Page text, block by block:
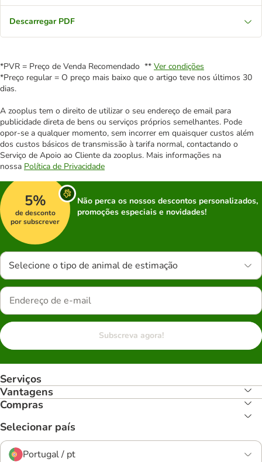
Descarregar PDF
*PVR = Preço de Venda Recomendado ** Ver condições
*Preço regular = O preço mais baixo que o artigo teve nos últimos 30
dias.
A zooplus tem o direito de utilizar o seu endereço de email para
publicidade direta de bens ou serviços próprios semelhantes. Pode
opor-se a qualquer momento, sem incorrer em quaisquer custos além
dos custos básicos de transmissão à tarifa normal, contactando o
Serviço de Apoio ao Cliente da zooplus. Mais informações na
nossa Política de Privacidade
5%
de desconto
por subscrever
Não perca os nossos descontos personalizados,
promoções especiais e novidades!
Selecione o tipo de animal de estimação
Subscreva agora!
Serviços
Vantagens
Compras
Selecionar país
Portugal / pt